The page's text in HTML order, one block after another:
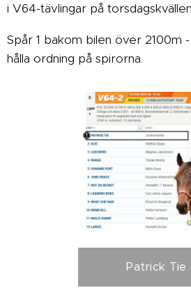
i V64-tävlingar på
Spår 1 bakom bilen över 2100m
hålla ordning på spirorna.
Patrick Tie